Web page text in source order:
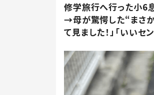
修学旅行へ行った小6
→母が驚愕した“まさ
て見ました！」「いいセ